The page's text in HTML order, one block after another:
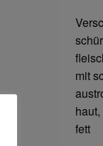
mit
fett